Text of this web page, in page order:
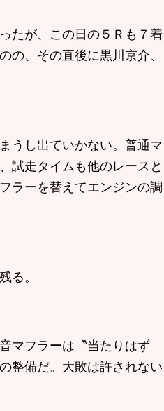
たが、この日の５Ｒも７着
の、その直後に黒川京介、
うし出ていかない。普通マ
試走タイムも他のレースと
ラーを替えてエンジンの調
る。
マフラーは〝当たりはず
整備だ。大敗は許されない